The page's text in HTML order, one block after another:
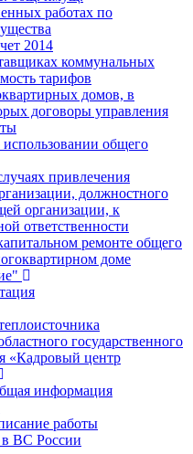
работах по
2014
коммунальных
тарифов
домов, в
договоры управления
общего
привлечения
должностного
организации, к
ответственности
ремонте общего
доме
государственного
«Кадровый центр
информация
работы
в ВС России